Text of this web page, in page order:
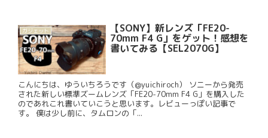
ガジェット 【SONY】新レンズ「FE20-
70mm F4 G」をゲット！感想を
書いてみる【SEL2070G】
こんにちは、ゆういちろうです（@yuichiroch） ソニーから発売
された新しい標準ズームレンズ「FE20-70mm F4 G」を購入した
のであれこれ書いていこうと思います。レビューっぽい記事で
す。 僕は少し前に、タムロンの「...